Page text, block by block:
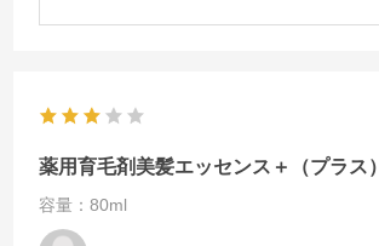
薬用育毛剤美髪エッセンス＋（プラス）
容量：80ml